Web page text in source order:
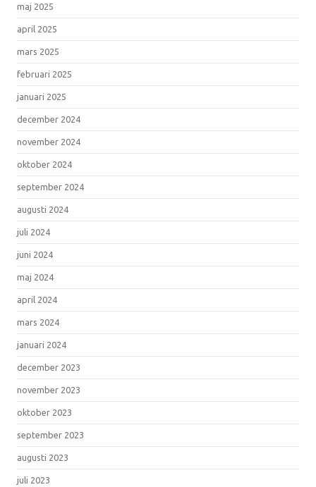
maj 2025
april 2025
mars 2025
februari 2025
januari 2025
december 2024
november 2024
oktober 2024
september 2024
augusti 2024
juli 2024
juni 2024
maj 2024
april 2024
mars 2024
januari 2024
december 2023
november 2023
oktober 2023
september 2023
augusti 2023
juli 2023